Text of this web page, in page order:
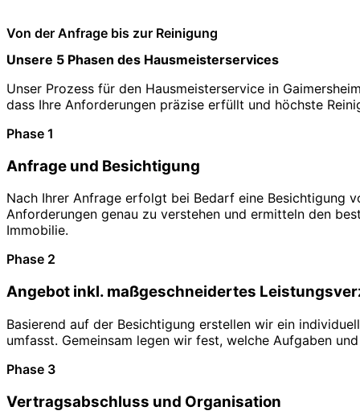
Von der Anfrage bis zur Reinigung
Unsere 5 Phasen des Hausmeisterservices
Unser Prozess für den Hausmeisterservice in
dass Ihre Anforderungen präzise erfüllt und höchste
Phase 1
Anfrage und Besichtigung
Nach Ihrer Anfrage erfolgt bei Bedarf eine Besichtigung
Anforderungen genau zu verstehen und ermitteln den
Immobilie.
Phase 2
Angebot inkl. maßgeschneidertes
Basierend auf der Besichtigung erstellen wir ein
umfasst. Gemeinsam legen wir fest, welche Aufgaben
Phase 3
Vertragsabschluss und Organisation